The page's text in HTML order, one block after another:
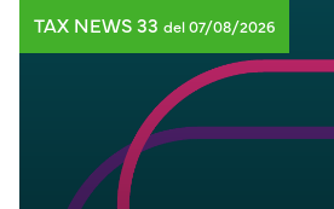
TAX NEWS 33 del 07/08/2026